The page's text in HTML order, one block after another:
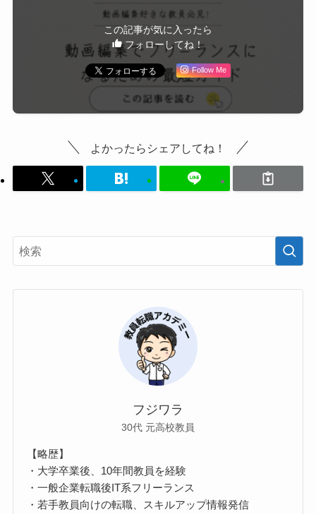
この記事が気に入ったら
フォローしてね！
Follow Me
よかったらシェアしてね！
フジワラ
30代 元高校教員
【略歴】
・大学卒業後、10年間教員を経験
・一般企業転職後IT系フリーランス
・若手教員向けの転職、スキルアップ情報発信